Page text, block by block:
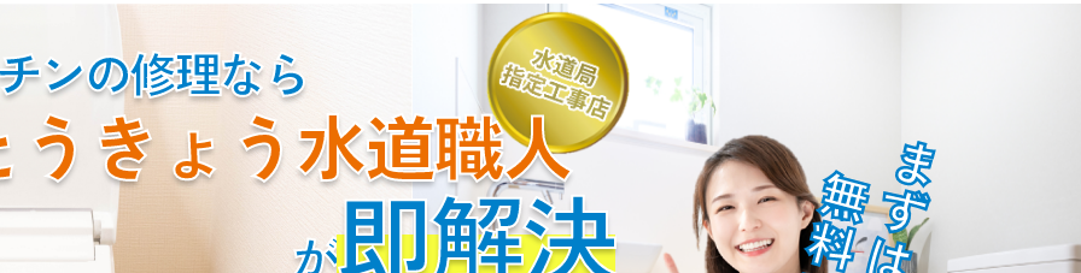
まずは
ンの修理なら
きょう水道職人
が即解決